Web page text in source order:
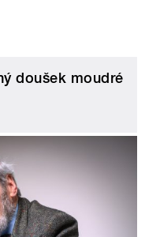
doušek moudré